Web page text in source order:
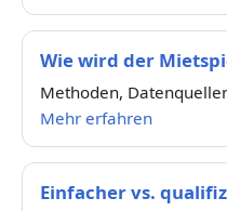
Wie wird der
Methoden,
Mehr erfahren
Einfacher vs.